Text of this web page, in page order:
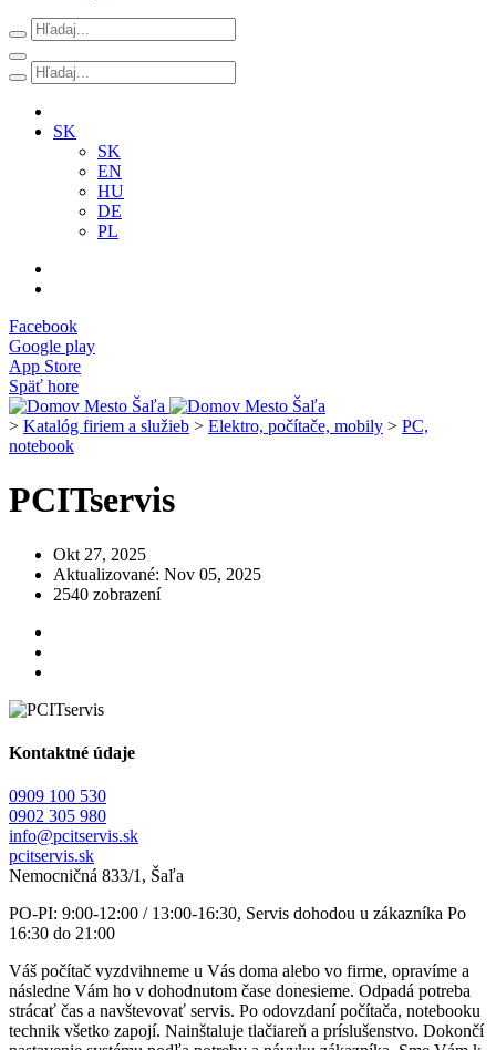
SK
SK
EN
HU
DE
PL
Facebook
Google play
App Store
Späť hore
> Katalóg firiem a služieb > Elektro, počítače, mobily > PC,
notebook
PCITservis
Okt 27, 2025
Aktualizované: Nov 05, 2025
2540 zobrazení
Kontaktné údaje
0909 100 530
0902 305 980
info@pcitservis.sk
pcitservis.sk
Nemocničná 833/1, Šaľa
PO-PI: 9:00-12:00 / 13:00-16:30, Servis dohodou u zákazníka Po
16:30 do 21:00
Váš počítač vyzdvihneme u Vás doma alebo vo firme, opravíme a
následne Vám ho v dohodnutom čase donesieme. Odpadá potreba
strácať čas a navštevovať servis. Po odovzdaní počítača, notebooku
technik všetko zapojí. Nainštaluje tlačiareň a príslušenstvo. Dokončí